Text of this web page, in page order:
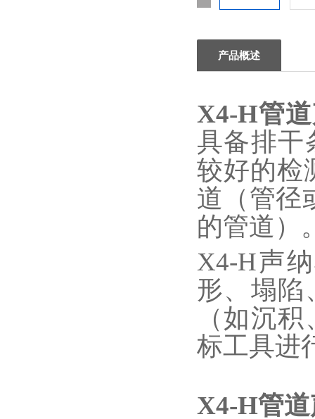
产品概述
X4-H管
具备排干
较好的检
道（管径
的管道）
X4-H声
形、塌陷
（如沉
标工具进
X4-H管